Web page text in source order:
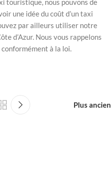
touristique, nous pouvons de
une idée du coût d’un taxi
par ailleurs utiliser notre
d’Azur. Nous vous rappelons
à la loi.
Plus ancien